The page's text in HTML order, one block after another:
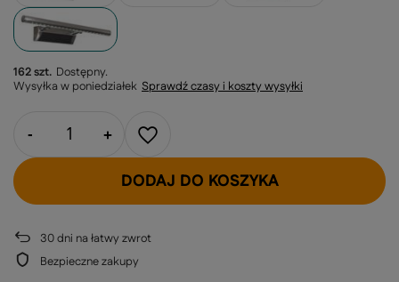
162 szt. Dostępny
Wysyłka w poniedziałek Sprawdź czasy i koszty wysyłki
- +
DODAJ DO KOSZYKA
30dni na łatwy zwrot
Bezpieczne zakupy